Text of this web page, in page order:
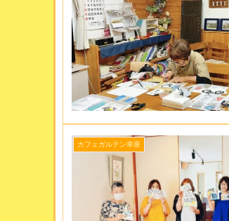
カフェガルテン幸座